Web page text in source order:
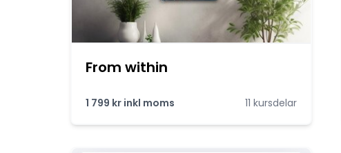
From within
1 799 kr inkl moms 11 kursdelar